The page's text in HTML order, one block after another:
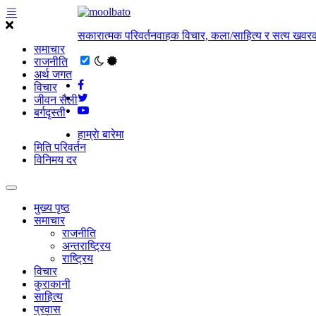
समाचार
राजनीति
अर्थ जगत
विचार
जीवन सैली
बर्गदृस्ती
सकारात्मक परिवर्तनवाहक विचार, कला/साहित्य र सत्य
हाम्राे बारेमा
मिति परिवर्तन
विनिमय दर
मुख्य पृष्ठ
समाचार
राजनीति
अन्तराष्ट्रिय
राष्ट्रिय
विचार
कुराकानी
साहित्य
प्रवास